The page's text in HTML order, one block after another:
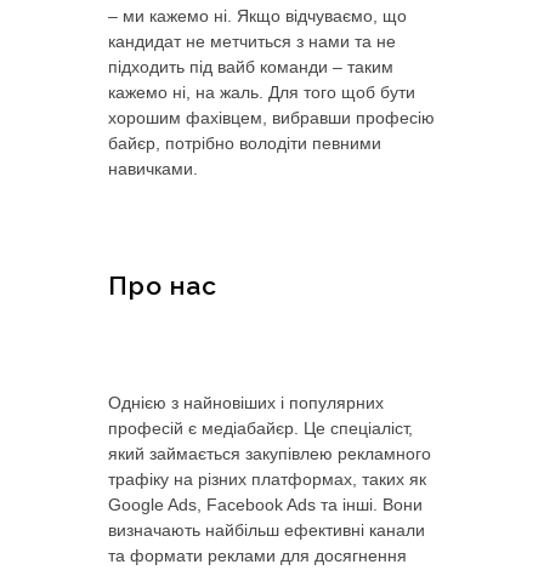
– ми кажемо ні. Якщо відчуваємо, що
кандидат не метчиться з нами та не
підходить під вайб команди – таким
кажемо ні, на жаль. Для того щоб бути
хорошим фахівцем, вибравши професію
байєр, потрібно володіти певними
навичками.
Про нас
Однією з найновіших і популярних
професій є медіабайєр. Це спеціаліст,
який займається закупівлею рекламного
трафіку на різних платформах, таких як
Google Ads, Facebook Ads та інші. Вони
визначають найбільш ефективні канали
та формати реклами для досягнення